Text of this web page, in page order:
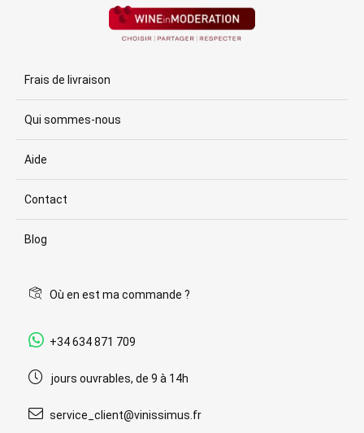
Frais de livraison
Qui sommes-nous
Aide
Contact
Blog
Où en est ma commande ?
+34 634 871 709
jours ouvrables, de 9 à 14h
service_client@vinissimus.fr